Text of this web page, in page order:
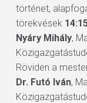
történet,
törekvések
Nyáry Mihály,
Röviden a
Dr. Futó Iván,